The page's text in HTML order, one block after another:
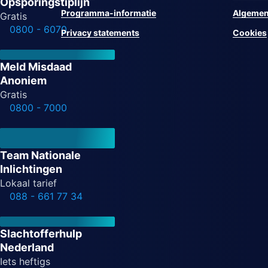
Gratis
0800 - 6070
Meld Misdaad
Anoniem
Gratis
0800 - 7000
Team Nationale
Inlichtingen
Lokaal tarief
088 - 661 77 34
Slachtofferhulp
Nederland
Iets heftigs
Programma-informatie
Privacy statements
Cookies